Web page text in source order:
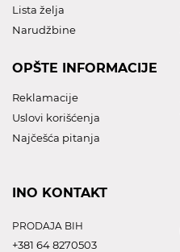
Lista želja
Narudžbine
OPŠTE INFORMACIJE
Reklamacije
Uslovi korišćenja
Najčešća pitanja
INO KONTAKT
PRODAJA BIH
+381 64 8270503